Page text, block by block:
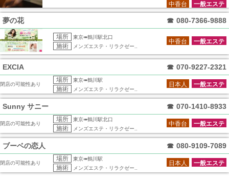
一般エステ
中香台
夢の花 ☎ 080-7366-9888
場所 東京➠鶴川駅北口
施術 メンズエステ・リラクゼー..
一般エステ
中香台
EXCIA ☎ 070-9227-2321
閉店の可能性あり
場所 東京➠鶴川駅
施術 メンズエステ・リラクゼー..
一般エステ
日本人
Sunny サニー ☎ 070-1410-8933
閉店の可能性あり
場所 東京➠鶴川駅北口
施術 メンズエステ・リラクゼー..
一般エステ
中香台
ブーベの恋人 ☎ 080-9109-7089
閉店の可能性あり
場所 東京➠鶴川駅
施術 メンズエステ・リラクゼー..
一般エステ
日本人